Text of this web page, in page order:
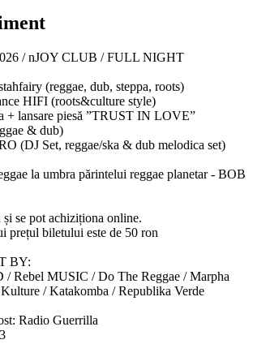
/ nJOY CLUB / FULL NIGHT
(reggae, dub, steppa, roots)
HIFI (roots&culture style)
+ lansare piesă ”TRUST IN LOVE”
& dub)
(DJ Set, reggae/ska & dub melodica set)
la umbra părintelui reggae planetar - BOB
se pot achiziționa online.
prețul biletului este de 50 ron
BY:
Rebel MUSIC / Do The Reggae / Marpha
/ Katakomba / Republika Verde
Radio Guerrilla